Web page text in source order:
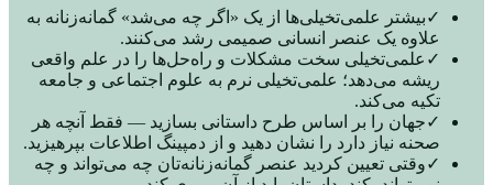
✓بیشتر علمی‌تخیلی‌ها از یک «اگر چه می‌شد» گمانه‌زنانه به
علاوه یک عنصر انسانی صمیمی رشد می‌کنند.
✓ علمی‌تخیلی سخت مشکلات و راه‌حل‌ها را در علم واقعی
ریشه می‌دهد؛ علمی‌تخیلی نرم به علوم اجتماعی و جامعه
تکیه می‌کند.
✓جهان را بر اساس طرح داستانی بسازید — فقط آنچه هر
صحنه نیاز دارد را نشان دهید و از دمپینگ اطلاعات بپرهیزید.
✓وقتی تعیین کردید عنصر گمانه‌زنانه‌تان چه می‌تواند و چه